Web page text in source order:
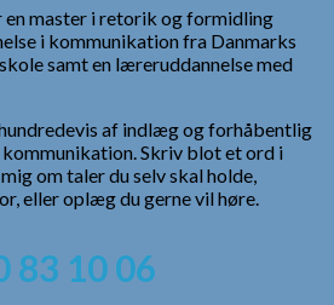
master i retorik og formidling
i kommunikation fra Danmarks
samt en læreruddannelse med
af indlæg og forhåbentlig
Skriv blot et ord i
om taler du selv skal holde,
eller oplæg du gerne vil høre.
83 10 06